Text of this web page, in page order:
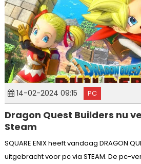
14-02-2024 09:15 PC
Dragon Quest Builders nu
Steam
SQUARE ENIX heeft vandaag DRAGON
uitgebracht voor pc via STEAM. De pc-